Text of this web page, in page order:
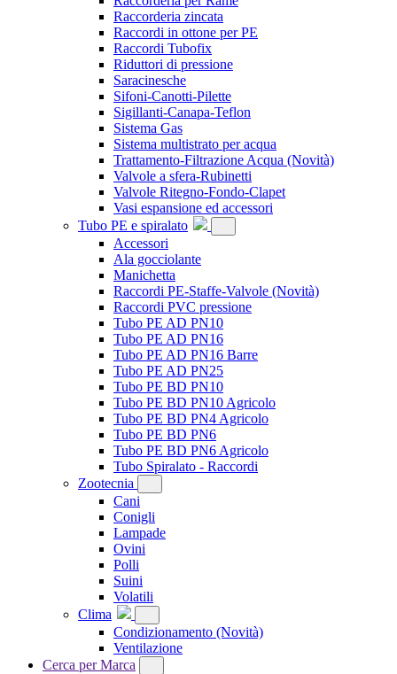
Raccorderia zincata
Raccordi in ottone per PE
Raccordi Tubofix
Riduttori di pressione
Saracinesche
Sifoni-Canotti-Pilette
Sigillanti-Canapa-Teflon
Sistema Gas
Sistema multistrato per acqua
Trattamento-Filtrazione Acqua (Novità)
Valvole a sfera-Rubinetti
Valvole Ritegno-Fondo-Clapet
Vasi espansione ed accessori
Tubo PE e spiralato
Accessori
Ala gocciolante
Manichetta
Raccordi PE-Staffe-Valvole (Novità)
Raccordi PVC pressione
Tubo PE AD PN10
Tubo PE AD PN16
Tubo PE AD PN16 Barre
Tubo PE AD PN25
Tubo PE BD PN10
Tubo PE BD PN10 Agricolo
Tubo PE BD PN4 Agricolo
Tubo PE BD PN6
Tubo PE BD PN6 Agricolo
Tubo Spiralato - Raccordi
Zootecnia
Cani
Conigli
Lampade
Ovini
Polli
Suini
Volatili
Clima
Condizionamento (Novità)
Ventilazione
Cerca per Marca